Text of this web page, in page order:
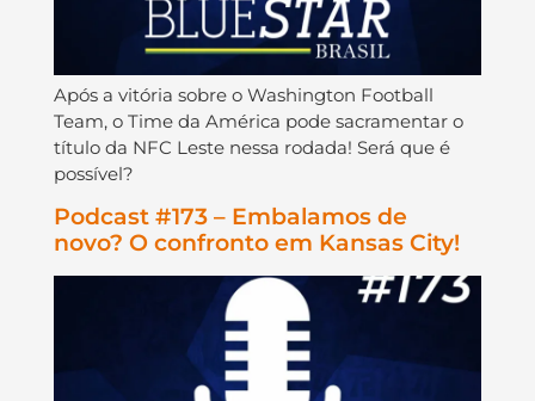
Após a vitória sobre o Washington Football
Team, o Time da América pode sacramentar o
título da NFC Leste nessa rodada! Será que é
possível?
Podcast #173 – Embalamos de
novo? O confronto em Kansas City!